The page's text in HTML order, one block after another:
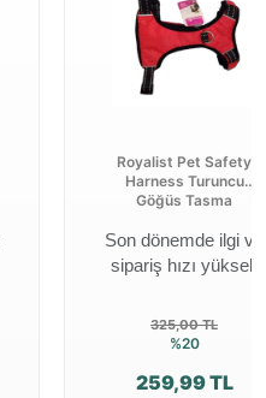
Royalist Pet Safety
Harness Turuncu
Göğüs Tasma
Son dönemde ilgi ve
sipariş hızı yüksek
325,00 TL
%20
259,99 TL